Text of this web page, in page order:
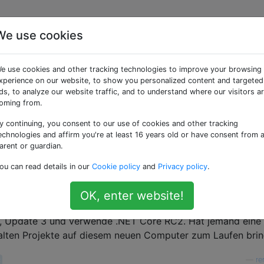
kann nicht
einzurichten und alle meine Projekte von meinem
Beim Versuch, IIS Express auszuführen, wird jedoch
dotnet.exe kann nicht gestartet werden. Die
Statuscode 500 fehlgeschlagen.
3 und verwende .NET Core RC2. Hat jemand eine
Projekte auf diesem neuen Computer zum Laufen
use cookies
use cookies and other tracking technologies to improve your browsing
on our website, to show you personalized content and targeted
to analyze our website traffic, and to understand where our visitors
from.
continuing, you consent to our use of cookies and other tracking
and affirm you're at least 16 years old or have consent from a
or guardian.
can read details in our Cookie policy and Privacy policy.
OK, enter website!